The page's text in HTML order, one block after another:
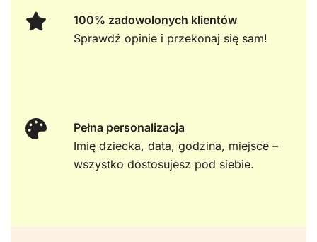
100% zadowolonych klientów
Sprawdź opinie i przekonaj się sam!
Pełna personalizacja
Imię dziecka, data, godzina, miejsce –
wszystko dostosujesz pod siebie.